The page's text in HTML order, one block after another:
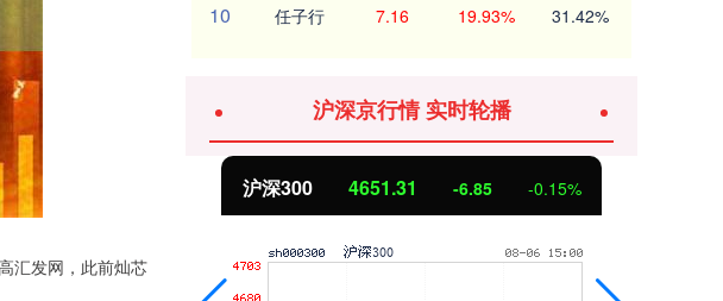
汇发网，此前灿芯
10 任子行 7.16 19.93% 31.42%
沪深京行情 实时轮播
-6.85 北证50 1122.88 3.42 0.30%